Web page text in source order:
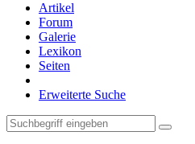
Artikel
Forum
Galerie
Lexikon
Seiten
Erweiterte Suche